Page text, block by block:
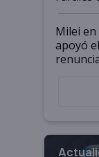
a un
Milei en
apoyó